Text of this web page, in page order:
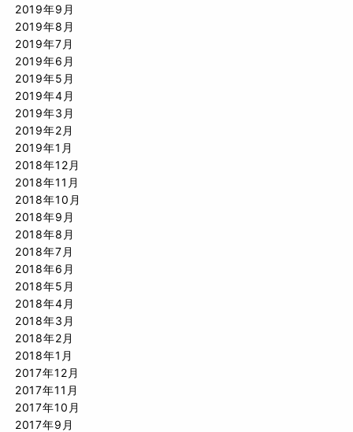
2019年9月
2019年8月
2019年7月
2019年6月
2019年5月
2019年4月
2019年3月
2019年2月
2019年1月
2018年12月
2018年11月
2018年10月
2018年9月
2018年8月
2018年7月
2018年6月
2018年5月
2018年4月
2018年3月
2018年2月
2018年1月
2017年12月
2017年11月
2017年10月
2017年9月